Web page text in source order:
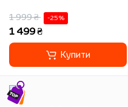
1 999 ₴
-25 %
1 499 ₴
Купити